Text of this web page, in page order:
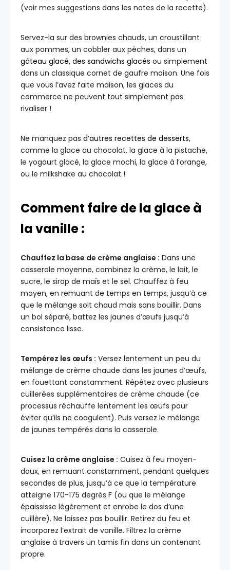
(voir mes suggestions dans les notes de la recette).
Servez-la sur des brownies chauds, un croustillant
aux pommes, un cobbler aux pêches, dans un
gâteau glacé, des sandwichs glacés ou simplement
dans un classique cornet de gaufre maison. Une fois
que vous l’avez faite maison, les glaces du
commerce ne peuvent tout simplement pas
rivaliser !
Ne manquez pas d’autres recettes de desserts,
comme la glace au chocolat, la glace à la pistache,
le yogourt glacé, la glace mochi, la glace à l’orange,
ou le milkshake au chocolat !
Comment faire de la glace à
la vanille :
Chauffez la base de crème anglaise : Dans une
casserole moyenne, combinez la crème, le lait, le
sucre, le sirop de maïs et le sel. Chauffez à feu
moyen, en remuant de temps en temps, jusqu’à ce
que le mélange soit chaud mais sans bouillir. Dans
un bol séparé, battez les jaunes d’œufs jusqu’à
consistance lisse.
Tempérez les œufs : Versez lentement un peu du
mélange de crème chaude dans les jaunes d’œufs,
en fouettant constamment. Répétez avec plusieurs
cuillerées supplémentaires de crème chaude (ce
processus réchauffe lentement les œufs pour
éviter qu’ils ne coagulent). Puis versez le mélange
de jaunes tempérés dans la casserole.
Cuisez la crème anglaise : Cuisez à feu moyen-
doux, en remuant constamment, pendant quelques
secondes de plus, jusqu’à ce que la température
atteigne 170-175 degrés F (ou que le mélange
épaississe légèrement et enrobe le dos d’une
cuillère). Ne laissez pas bouillir. Retirez du feu et
incorporez l’extrait de vanille. Filtrez la crème
anglaise à travers un tamis fin dans un contenant
propre.